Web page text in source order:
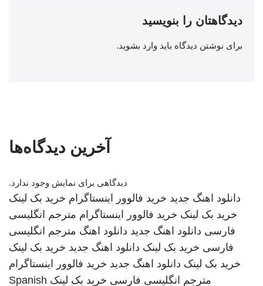
دیدگاهتان را بنویسید
برای نوشتن دیدگاه باید وارد بشوید.
آخرین دیدگاه‌ها
دیدگاهی برای نمایش وجود ندارد.
دانلود اهنگ جدید خرید فالوور اینستاگرام خرید بک لینک
خرید بک لینک خرید فالوور اینستاگرام مترجم انگلیسی
فارسی دانلود اهنگ جدید دانلود اهنگ مترجم انگلیسی
فارسی خرید بک لینک دانلود اهنگ جدید خرید بک لینک
خرید بک لینک دانلود اهنگ جدید خرید فالوور اینستاگرام
مترجم انگلیسی فارسی خرید بک لینک Spanish